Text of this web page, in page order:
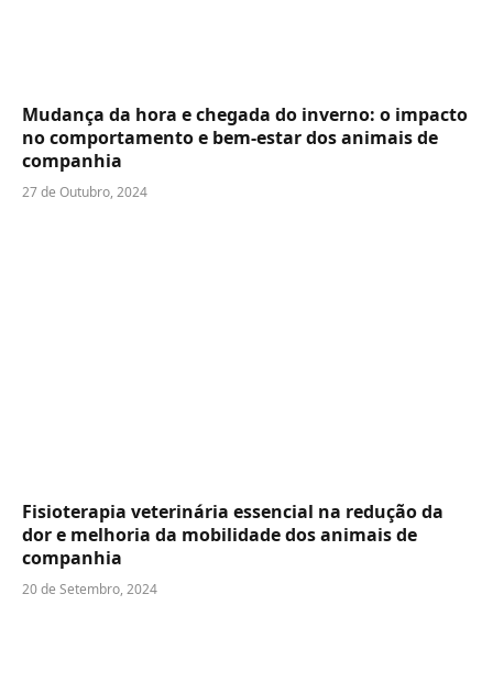
Mudança da hora e chegada do inverno: o impacto
no comportamento e bem-estar dos animais de
companhia
27 de Outubro, 2024
Fisioterapia veterinária essencial na redução da
dor e melhoria da mobilidade dos animais de
companhia
20 de Setembro, 2024